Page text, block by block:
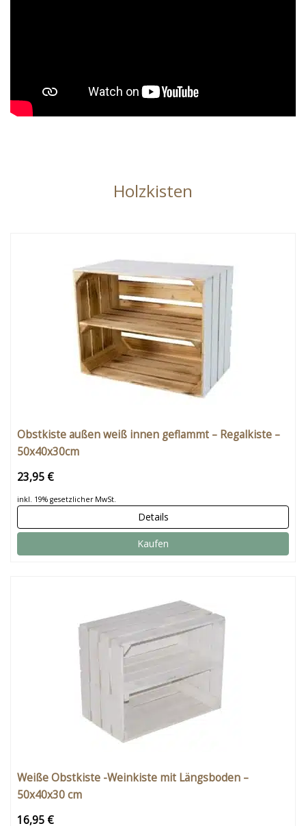
Holzkisten
Obstkiste außen weiß innen geflammt – Regalkiste –
50x40x30cm
23,95 €
inkl. 19% gesetzlicher MwSt.
Details
Kaufen
Weiße Obstkiste -Weinkiste mit Längsboden –
50x40x30 cm
16,95 €